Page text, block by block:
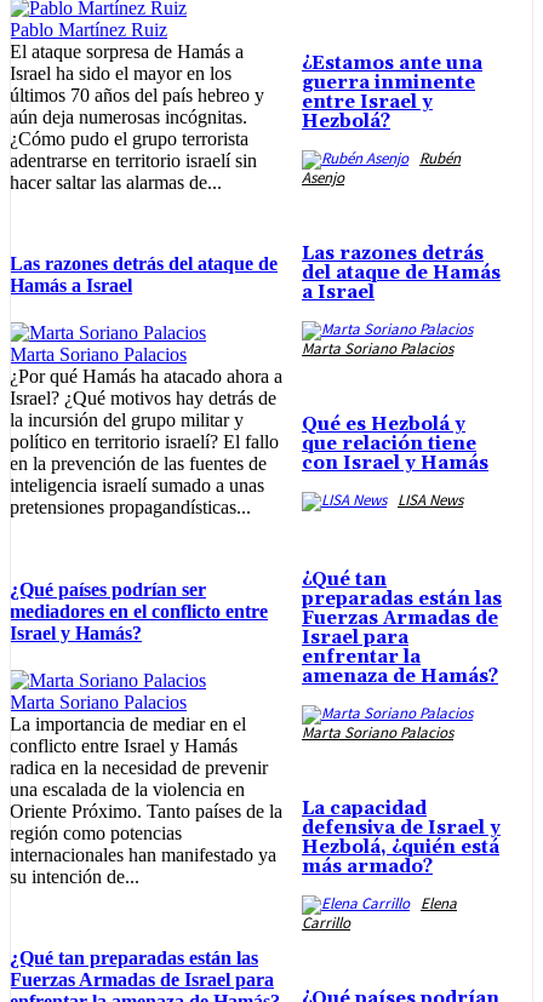
Pablo Martínez Ruiz
El ataque sorpresa de Hamás a
Israel ha sido el mayor en los
últimos 70 años del país hebreo y
aún deja numerosas incógnitas.
¿Cómo pudo el grupo terrorista
adentrarse en territorio israelí sin
hacer saltar las alarmas de...
Las razones detrás del ataque de
Hamás a Israel
Marta Soriano Palacios
¿Por qué Hamás ha atacado ahora a
Israel? ¿Qué motivos hay detrás de
la incursión del grupo militar y
político en territorio israelí? El fallo
en la prevención de las fuentes de
inteligencia israelí sumado a unas
pretensiones propagandísticas...
¿Qué países podrían ser
mediadores en el conflicto entre
Israel y Hamás?
Marta Soriano Palacios
La importancia de mediar en el
conflicto entre Israel y Hamás
radica en la necesidad de prevenir
una escalada de la violencia en
Oriente Próximo. Tanto países de la
región como potencias
internacionales han manifestado ya
su intención de...
¿Qué tan preparadas están las
Fuerzas Armadas de Israel para
¿Estamos ante una
guerra inminente
entre Israel y
Hezbolá?
Rubén
Asenjo
Las razones detrás
del ataque de Hamás
a Israel
Marta Soriano Palacios
Qué es Hezbolá y
que relación tiene
con Israel y Hamás
LISA News
¿Qué tan
preparadas están las
Fuerzas Armadas de
Israel para
enfrentar la
amenaza de Hamás?
Marta Soriano Palacios
La capacidad
defensiva de Israel y
Hezbolá, ¿quién está
más armado?
Elena
Carrillo